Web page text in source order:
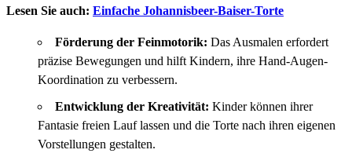
Lesen Sie auch: Einfache Johannisbeer-Baiser-Torte
Förderung der Feinmotorik: Das Ausmalen erfordert
präzise Bewegungen und hilft Kindern, ihre Hand-Augen-
Koordination zu verbessern.
Entwicklung der Kreativität: Kinder können ihrer
Fantasie freien Lauf lassen und die Torte nach ihren eigenen
Vorstellungen gestalten.